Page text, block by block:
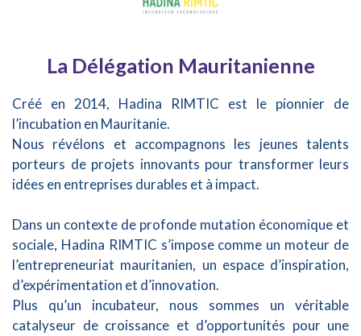
La Délégation Mauritanienne
Créé en 2014, Hadina RIMTIC est le pionnier de
l’incubation en Mauritanie.
Nous révélons et accompagnons les jeunes talents
porteurs de projets innovants pour transformer leurs
idées en entreprises durables et à impact.
Dans un contexte de profonde mutation économique et
sociale, Hadina RIMTIC s’impose comme un moteur de
l’entrepreneuriat mauritanien, un espace d’inspiration,
d’expérimentation et d’innovation.
Plus qu’un incubateur, nous sommes un véritable
catalyseur de croissance et d’opportunités pour une